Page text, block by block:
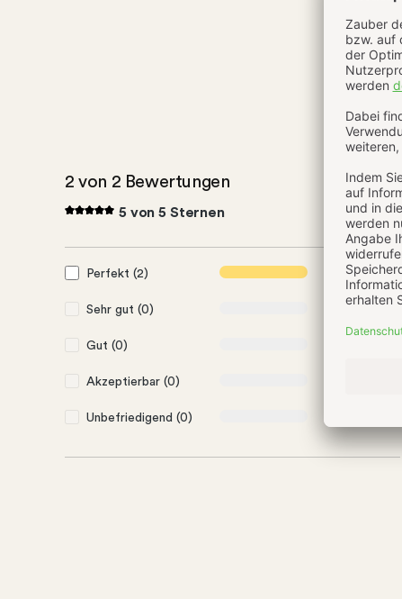
2 von 2 Bewertungen
5 von 5 Sternen
Perfekt (2) 100%
Sehr gut (0)
Gut (0)
Akzeptierbar (0)
Unbefriedigend (0)